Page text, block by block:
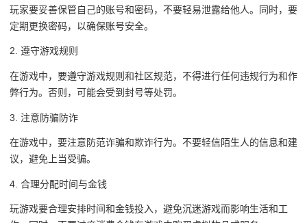
玩家要妥善保管自己的账号和密码，不要轻易泄露给他人。同时，要
定期更换密码，以确保账号安全。
2. 遵守游戏规则
在游戏中，要遵守游戏规则和社区规范，不得进行任何违规行为和作
弊行为。否则，可能会受到封号等处罚。
3. 注意防骗防诈
在游戏中，要注意防范诈骗和欺诈行为。不要轻信陌生人的信息和建
议，避免上当受骗。
4. 合理分配时间与金钱
玩游戏要合理安排时间和金钱投入，避免沉迷游戏而影响生活和工